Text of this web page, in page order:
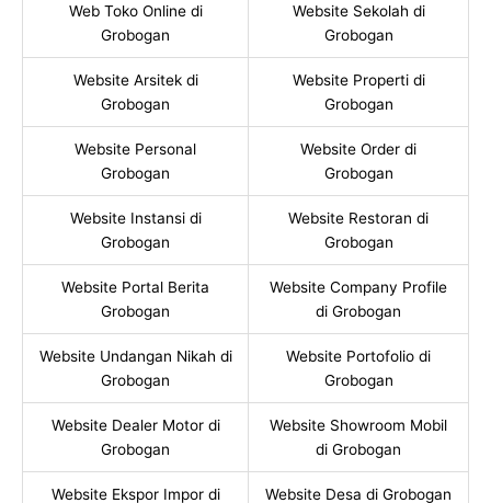
Web Toko Online di
Grobogan
Website Sekolah di
Grobogan
Website Arsitek di
Grobogan
Website Properti di
Grobogan
Website Personal
Grobogan
Website Order di
Grobogan
Website Instansi di
Grobogan
Website Restoran di
Grobogan
Website Portal Berita
Grobogan
Website Company Profile
di Grobogan
Website Undangan Nikah di
Grobogan
Website Portofolio di
Grobogan
Website Dealer Motor di
Grobogan
Website Showroom Mobil
di Grobogan
Website Ekspor Impor di Website Desa di Grobogan